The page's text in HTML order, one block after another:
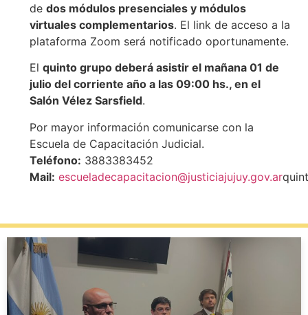
de dos módulos presenciales y módulos
virtuales complementarios. El link de acceso a la
plataforma Zoom será notificado oportunamente.
El quinto grupo deberá asistir el mañana 01 de
julio del corriente año a las 09:00 hs., en el
Salón Vélez Sarsfield.
Por mayor información comunicarse con la
Escuela de Capacitación Judicial.
Teléfono: 3883383452
Mail: escueladecapacitacion@justiciajujuy.gov.ar